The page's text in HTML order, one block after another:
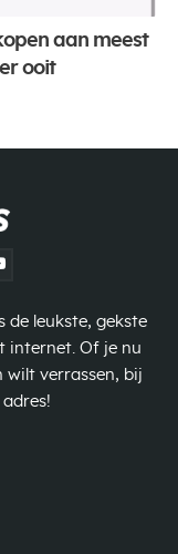
aan meest
ooit
de leukste, gekste
internet. Of je nu
wilt verrassen, bij